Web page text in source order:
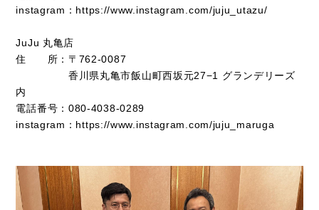
instagram：https://www.instagram.com/juju_utazu/
JuJu 丸亀店
住 所：〒762-0087
香川県丸亀市飯山町西坂元27−1 グランデリーズ
内
電話番号：080-4038-0289
instagram：https://www.instagram.com/juju_maruga